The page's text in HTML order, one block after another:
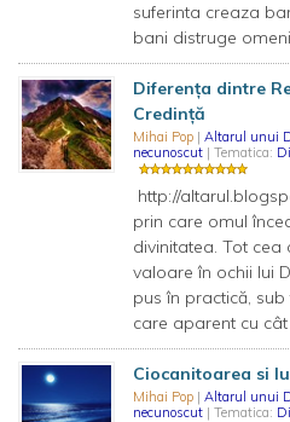
suferinta creaza
bani distruge
Diferenţa dintre
Credinţă
Mihai Pop | Altarul unui
necunoscut | Tematica:
http://
prin care omul
divinitatea. Tot cea
valoare în ochii lui
pus în practică,
care aparent cu
Ciocanitoarea si
Mihai Pop | Altarul unui
necunoscut | Tematica: